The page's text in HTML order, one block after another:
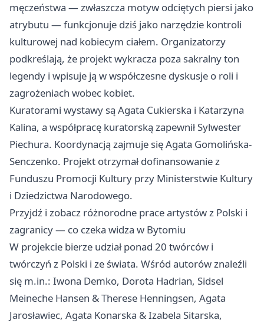
męczeństwa — zwłaszcza motyw odciętych piersi jako
atrybutu — funkcjonuje dziś jako narzędzie kontroli
kulturowej nad kobiecym ciałem. Organizatorzy
podkreślają, że projekt wykracza poza sakralny ton
legendy i wpisuje ją w współczesne dyskusje o roli i
zagrożeniach wobec kobiet.
Kuratorami wystawy są Agata Cukierska i Katarzyna
Kalina, a współpracę kuratorską zapewnił Sylwester
Piechura. Koordynacją zajmuje się Agata Gomolińska-
Senczenko. Projekt otrzymał dofinansowanie z
Funduszu Promocji Kultury przy Ministerstwie Kultury
i Dziedzictwa Narodowego.
Przyjdź i zobacz różnorodne prace artystów z Polski i
zagranicy — co czeka widza w Bytomiu
W projekcie bierze udział ponad 20 twórców i
twórczyń z Polski i ze świata. Wśród autorów znaleźli
się m.in.: Iwona Demko, Dorota Hadrian, Sidsel
Meineche Hansen & Therese Henningsen, Agata
Jarosławiec, Agata Konarska & Izabela Sitarska,